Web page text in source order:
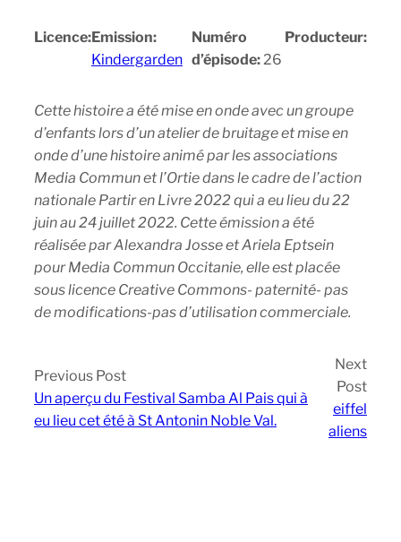
Licence: Emission:
Kindergarden
Numéro
d’épisode:26
Producteur:
Cette histoire a été mise en onde avec un groupe
d’enfants lors d’un atelier de bruitage et mise en
onde d’une histoire animé par les associations
Media Commun et l’Ortie dans le cadre de l’action
nationale Partir en Livre 2022 qui a eu lieu du 22
juin au 24 juillet 2022. Cette émission a été
réalisée par Alexandra Josse et Ariela Eptsein
pour Media Commun Occitanie, elle est placée
sous licence Creative Commons- paternité- pas
de modifications-pas d’utilisation commerciale.
Previous Post
Un aperçu du Festival Samba Al Pais qui à
eu lieu cet été à St Antonin Noble Val.
Next
Post
eiffel
aliens